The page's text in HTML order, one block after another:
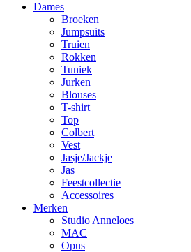
Dames
Broeken
Jumpsuits
Truien
Rokken
Tuniek
Jurken
Blouses
T-shirt
Top
Colbert
Vest
Jasje/Jackje
Jas
Feestcollectie
Accessoires
Merken
Studio Anneloes
MAC
Opus